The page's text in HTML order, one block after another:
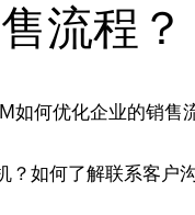
流程？
如何了解联系客